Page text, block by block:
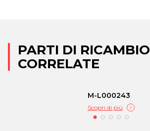
PARTI DI RICAMBIO
CORRELATE
M-L000243
Scopri di più